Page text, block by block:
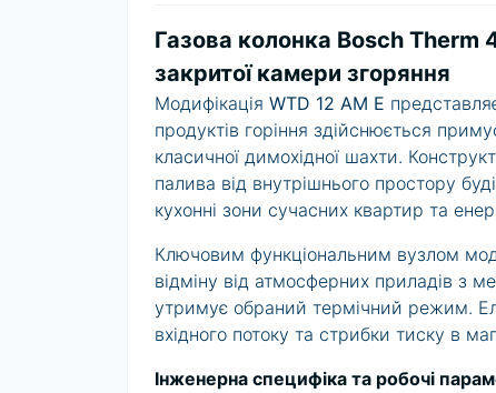
Газова колонка Bosch Therm
закритої камери згоряння
Модифікація WTD 12 AM E
продуктів горіння здійснюється
класичної димохідної шахти.
палива від внутрішнього простору
кухонні зони сучасних квартир та
Ключовим функціональним вузлом
відміну від атмосферних приладів з
утримує обраний термічний режим.
вхідного потоку та стрибки тиску в
Інженерна специфіка та робочі